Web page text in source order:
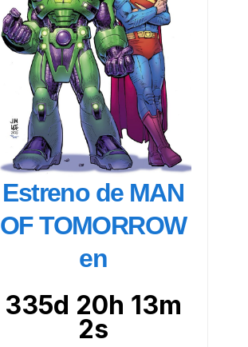
Estreno de MAN
OF TOMORROW
en
335d 20h 13m
1s